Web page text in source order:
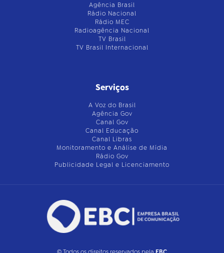
Agência Brasil
Rádio Nacional
Rádio MEC
Radioagência Nacional
TV Brasil
TV Brasil Internacional
Serviços
A Voz do Brasil
Agência Gov
Canal Gov
Canal Educação
Canal Libras
Monitoramento e Análise de Mídia
Rádio Gov
Publicidade Legal e Licenciamento